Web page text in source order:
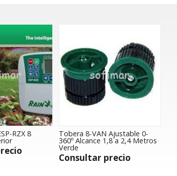
RZX 8 Tobera 8-VAN Ajustable 0-
360º Alcance 1,8 a 2,4 Metros
Verde
Consultar precio